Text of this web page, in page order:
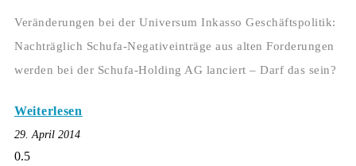
Veränderungen bei der Universum Inkasso Geschäftspolitik:
Nachträglich Schufa-Negativeinträge aus alten Forderungen
werden bei der Schufa-Holding AG lanciert – Darf das sein?
Weiterlesen
29. April 2014